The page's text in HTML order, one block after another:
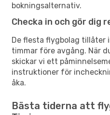
bokningsalternativ.
Checka in och gör dig
De flesta flygbolag tillåter
timmar före avgång. När
skickar vi ett
instruktioner för
åka.
Bästa tiderna att